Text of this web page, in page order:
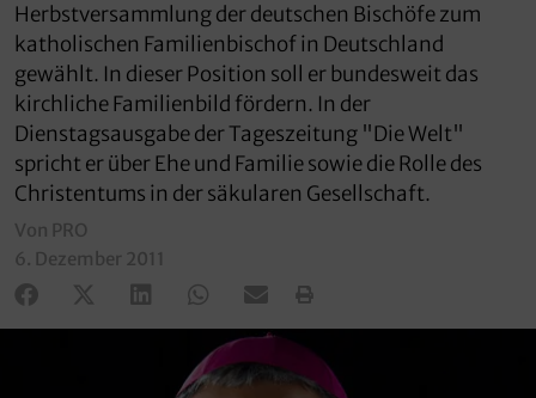
Herbstversammlung der deutschen Bischöfe zum
katholischen Familienbischof in Deutschland
gewählt. In dieser Position soll er bundesweit das
kirchliche Familienbild fördern. In der
Dienstagsausgabe der Tageszeitung "Die Welt"
spricht er über Ehe und Familie sowie die Rolle des
Christentums in der säkularen Gesellschaft.
Von PRO
6. Dezember 2011